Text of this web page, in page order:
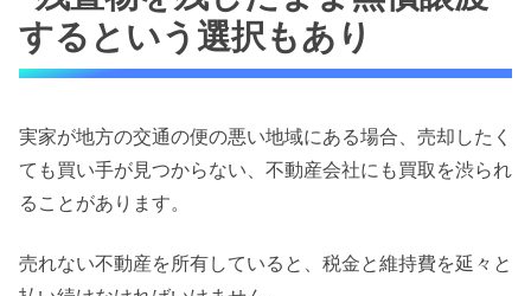
するという選択もあり
実家が地方の交通の便の悪い地域にある場合、売却したく
ても買い手が見つからない、不動産会社にも買取を渋られ
ることがあります。
売れない不動産を所有していると、税金と維持費を延々と